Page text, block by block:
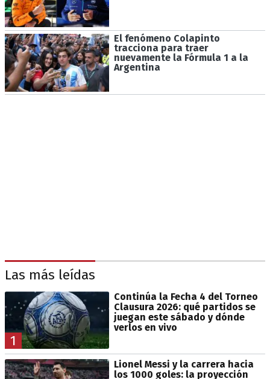
El fenómeno Colapinto
tracciona para traer
nuevamente la Fórmula 1 a la
Argentina
Las más leídas
1
Continúa la Fecha 4 del Torneo
Clausura 2026: qué partidos se
juegan este sábado y dónde
verlos en vivo
Lionel Messi y la carrera hacia
los 1000 goles: la proyección